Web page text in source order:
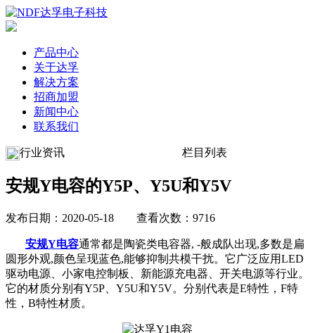
产品中心
关于达孚
解决方案
招商加盟
新闻中心
联系我们
行业资讯 栏目列表
安规Y电容的Y5P、Y5U和Y5V
发布日期：2020-05-18 查看次数：9716
安规Y电容通常都是陶瓷类电容器, -般成队出现,多数是扁
圆形外观,颜色呈现蓝色,能够抑制共模干扰。它广泛应用LED
驱动电源、小家电控制板、新能源充电器、开关电源等行业。
它的材质分别有Y5P、Y5U和Y5V。分别代表是E特性，F特
性，B特性材质。